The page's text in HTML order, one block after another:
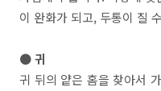
이 완화가 되고, 두통이 질
● 귀
귀 뒤의 얕은 홈을 찾아서